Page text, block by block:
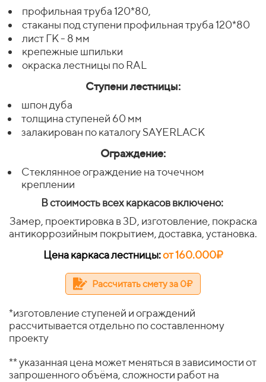
профильная труба 120*80,
стаканы под ступени профильная труба 120*80
лист ГК - 8 мм
крепежные шпильки
окраска лестницы по RAL
Ступени лестницы:
шпон дуба
толщина ступеней 60 мм
залакирован по каталогу SAYERLACK
Ограждение:
Стеклянное ограждение на точечном
креплении
В стоимость всех каркасов включено:
Замер, проектировка в 3D, изготовление, покраска
антикоррозийным покрытием, доставка, установка.
Цена каркаса лестницы:от 160.000₽
Рассчитать смету за 0₽
*изготовление ступеней и ограждений
рассчитывается отдельно по составленному
проекту
** указанная цена может меняться в зависимости от
запрошенного объёма, сложности работ на